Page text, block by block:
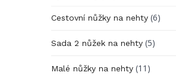
Cestovní nůžky na nehty (6)
Sada 2 nůžek na nehty (5)
Malé nůžky na nehty (11)